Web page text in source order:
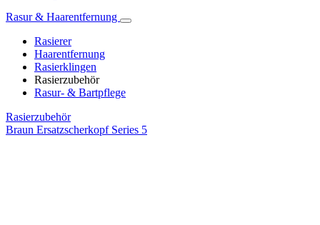
Rasur & Haarentfernung
Rasierer
Haarentfernung
Rasierklingen
Rasierzubehör
Rasur- & Bartpflege
Rasierzubehör
Braun Ersatzscherkopf Series 5